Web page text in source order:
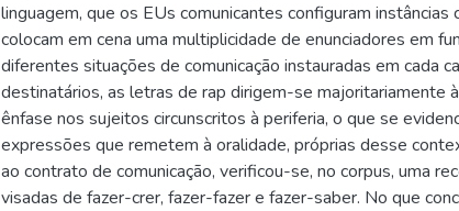
linguagem, que os EUs comunicantes configuram instâncias
colocam em cena uma multiplicidade de enunciadores em
diferentes situações de comunicação instauradas em cada
destinatários, as letras de rap dirigem-se majoritariamente
ênfase nos sujeitos circunscritos à periferia, o que se
expressões que remetem à oralidade, próprias desse
ao contrato de comunicação, verificou-se, no corpus, uma
visadas de fazer-crer, fazer-fazer e fazer-saber. No que